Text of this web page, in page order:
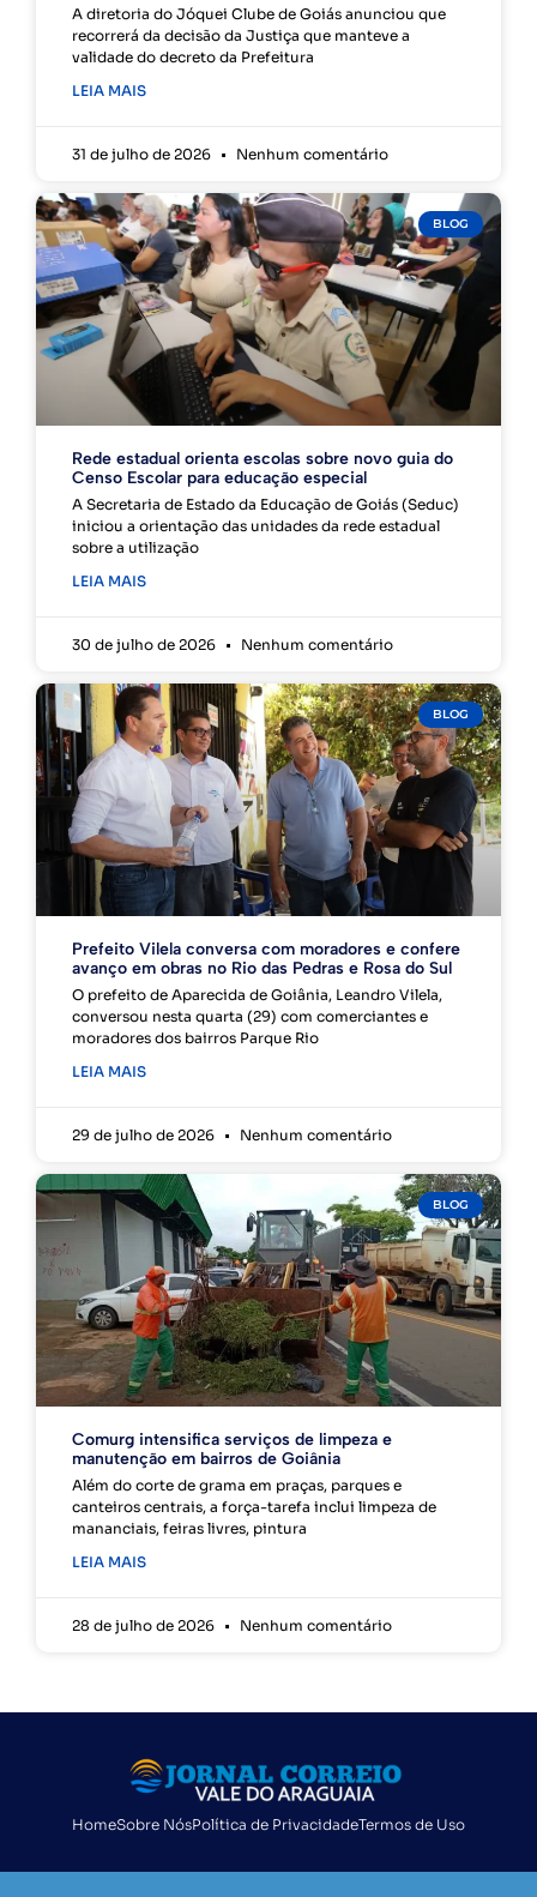
A diretoria do Jóquei Clube de Goiás anunciou que
recorrerá da decisão da Justiça que manteve a
validade do decreto da Prefeitura
LEIA MAIS
31 de julho de 2026 Nenhum comentário
BLOG
Rede estadual orienta escolas sobre novo guia do
Censo Escolar para educação especial
A Secretaria de Estado da Educação de Goiás (Seduc)
iniciou a orientação das unidades da rede estadual
sobre a utilização
LEIA MAIS
30 de julho de 2026 Nenhum comentário
BLOG
Prefeito Vilela conversa com moradores e confere
avanço em obras no Rio das Pedras e Rosa do Sul
O prefeito de Aparecida de Goiânia, Leandro Vilela,
conversou nesta quarta (29) com comerciantes e
moradores dos bairros Parque Rio
LEIA MAIS
29 de julho de 2026 Nenhum comentário
BLOG
Comurg intensifica serviços de limpeza e
manutenção em bairros de Goiânia
Além do corte de grama em praças, parques e
canteiros centrais, a força-tarefa inclui limpeza de
mananciais, feiras livres, pintura
LEIA MAIS
28 de julho de 2026 Nenhum comentário
HomeSobre NósPolítica de PrivacidadeTermos de Uso